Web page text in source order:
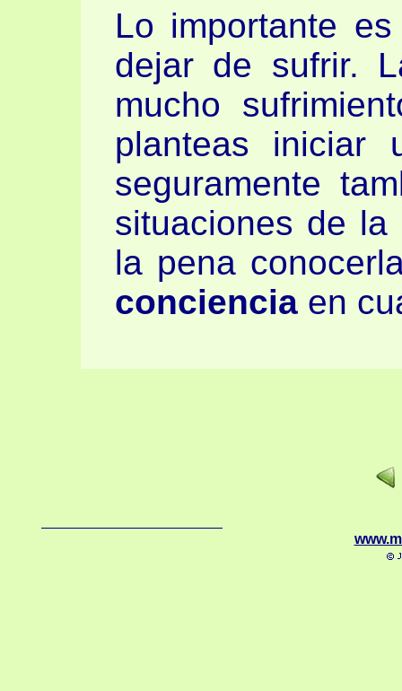
Lo importante
dejar de sufrir.
mucho
planteas iniciar
seguramente
situaciones de
la pena
concienciaen